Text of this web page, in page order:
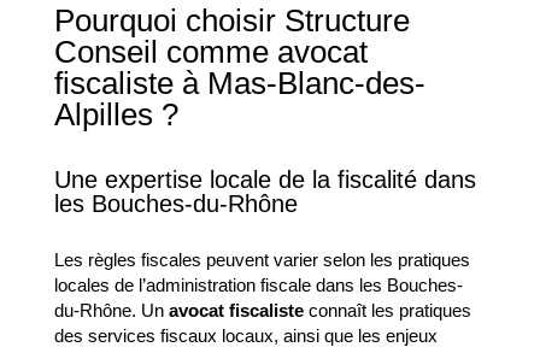
Pourquoi choisir Structure
Conseil comme avocat
fiscaliste à Mas-Blanc-des-
Alpilles ?
Une expertise locale de la fiscalité dans
les Bouches-du-Rhône
Les règles fiscales peuvent varier selon les pratiques
locales de l’administration fiscale dans les Bouches-
du-Rhône. Un avocat fiscalisteconnaît les pratiques
des services fiscaux locaux, ainsi que les enjeux